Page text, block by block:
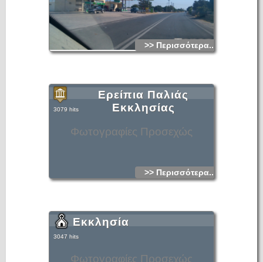
>> Περισσότερα...
Φωτογραφίες Προσεχώς
Ερείπια Παλιάς
Εκκλησίας
3079 hits
>> Περισσότερα...
Φωτογραφίες Προσεχώς
Εκκλησία
3047 hits